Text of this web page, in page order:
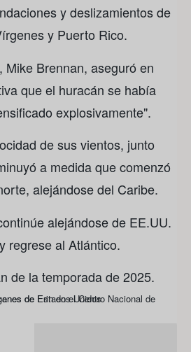
y deslizamientos de
y Puerto Rico.
Mike Brennan, aseguró en
que el huracán se había
explosivamente".
de sus vientos, junto
a medida que comenzó
alejándose del Caribe.
alejándose de EE.UU.
regrese al Atlántico.
de la temporada de 2025.